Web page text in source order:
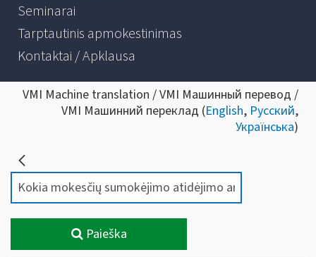
Seminarai
Tarptautinis apmokestinimas
Kontaktai / Apklausa
VMI Machine translation / VMI Машинный перевод /
VMI Машинний переклад (English, Русский,
Українська)
Paieška